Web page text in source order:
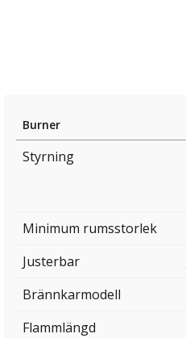
Burner
Styrning
Minimum rumsstorlek
Justerbar
Brännkarmodell
Flammlängd